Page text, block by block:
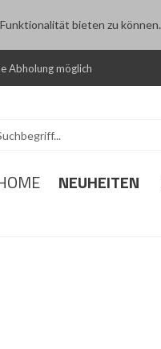
bieten zu können.
Abholung möglich
NEUHEITEN